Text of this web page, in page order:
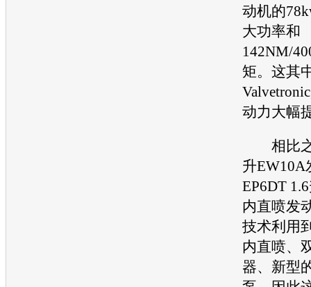
动机的
大功率和
142NM/
矩。这其
动力大幅
相比之
升EW10A
EP6DT
内直喷发
技术利用
内直喷、
器、新型